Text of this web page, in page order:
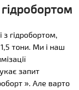
з гідробортом,
тони. Ми і наш
запит
». Але варто